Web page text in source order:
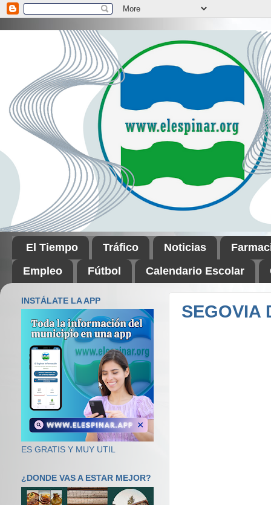
El Tiempo Tráfico Noticias
Empleo
Fútbol Calendario Escolar
SEGOVIA
INSTÁLATE LA APP
ES GRATIS Y MUY UTIL
¿DONDE VAS A ESTAR MEJOR?